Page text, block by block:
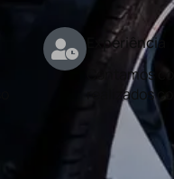
Experiência
Contamos
realizados